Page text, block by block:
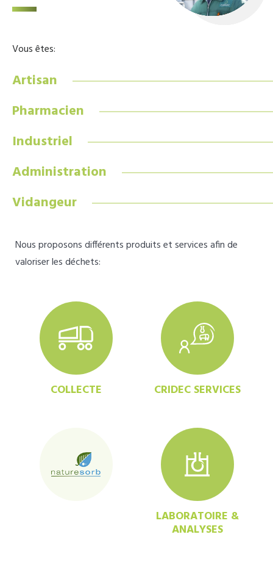
Vous êtes:
Artisan
Pharmacien
Industriel
Administration
Vidangeur
Nous proposons différents produits et services afin de
valoriser les déchets:
COLLECTE CRIDEC SERVICES
LABORATOIRE &
ANALYSES